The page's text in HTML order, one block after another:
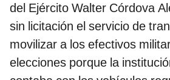
del Ejército Walter Córdova
sin licitación el servicio de
movilizar a los efectivos
elecciones porque la